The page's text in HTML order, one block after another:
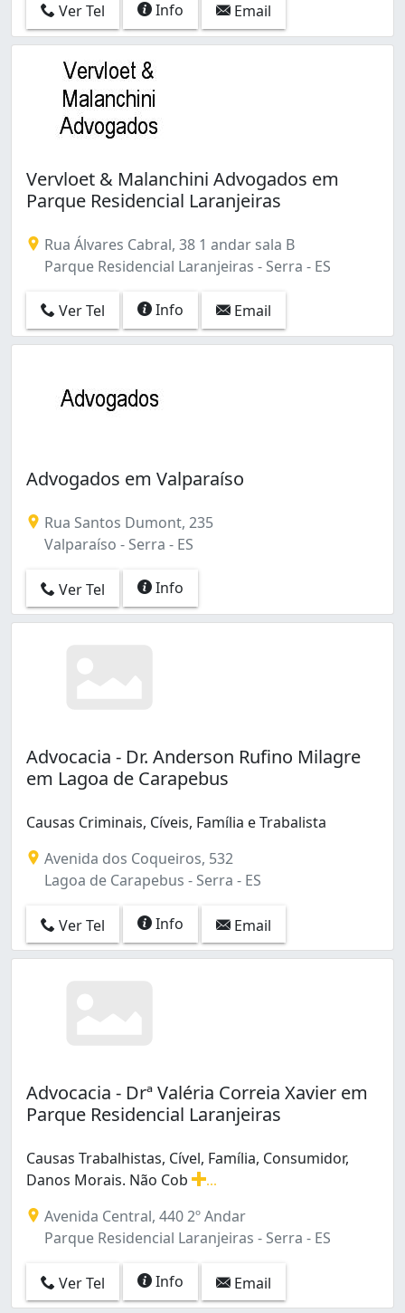
Ver Tel Info Email
Vervloet & Malanchini Advogados em
Parque Residencial Laranjeiras
Rua Álvares Cabral, 38 1 andar sala B
Parque Residencial Laranjeiras - Serra - ES
Ver Tel Info Email
Advogados em Valparaíso
Rua Santos Dumont, 235
Valparaíso - Serra - ES
Ver Tel Info
Advocacia - Dr. Anderson Rufino Milagre
em Lagoa de Carapebus
Causas Criminais, Cíveis, Família e Trabalista
Avenida dos Coqueiros, 532
Lagoa de Carapebus - Serra - ES
Ver Tel Info Email
Advocacia - Drª Valéria Correia Xavier em
Parque Residencial Laranjeiras
Causas Trabalhistas, Cível, Família, Consumidor,
Danos Morais. Não Cob
Avenida Central, 440 2º Andar
Parque Residencial Laranjeiras - Serra - ES
Ver Tel Info Email